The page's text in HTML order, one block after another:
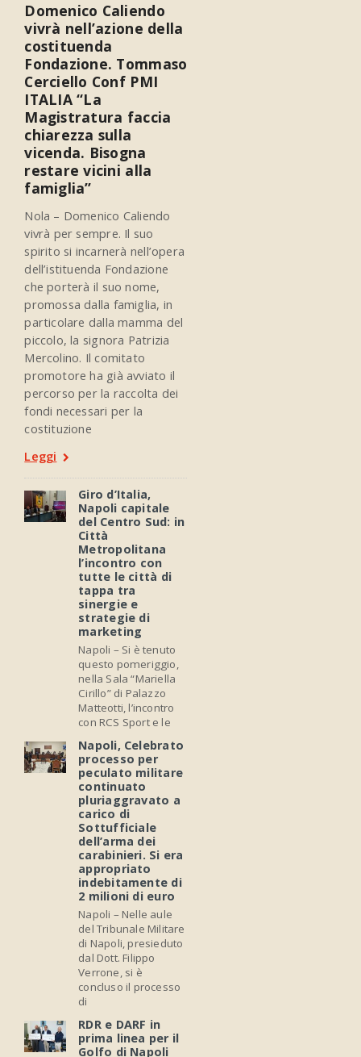
Domenico Caliendo
vivrà nell’azione della
costituenda
Fondazione. Tommaso
Cerciello Conf PMI
ITALIA “La
Magistratura faccia
chiarezza sulla
vicenda. Bisogna
restare vicini alla
famiglia”
Nola – Domenico Caliendo
vivrà per sempre. Il suo
spirito si incarnerà nell’opera
dell’istituenda Fondazione
che porterà il suo nome,
promossa dalla famiglia, in
particolare dalla mamma del
piccolo, la signora Patrizia
Mercolino. Il comitato
promotore ha già avviato il
percorso per la raccolta dei
fondi necessari per la
costituzione
Leggi
Giro d’Italia,
Napoli capitale
del Centro Sud: in
Città
Metropolitana
l’incontro con
tutte le città di
tappa tra
sinergie e
strategie di
marketing
Napoli – Si è tenuto
questo pomeriggio,
nella Sala “Mariella
Cirillo” di Palazzo
Matteotti, l’incontro
con RCS Sport e le
Napoli, Celebrato
processo per
peculato militare
continuato
pluriaggravato a
carico di
Sottufficiale
dell’arma dei
carabinieri. Si era
appropriato
indebitamente di
2 milioni di euro
Napoli – Nelle aule
del Tribunale Militare
di Napoli, presieduto
dal Dott. Filippo
Verrone, si è
concluso il processo
di
RDR e DARF in
prima linea per il
Golfo di Napoli